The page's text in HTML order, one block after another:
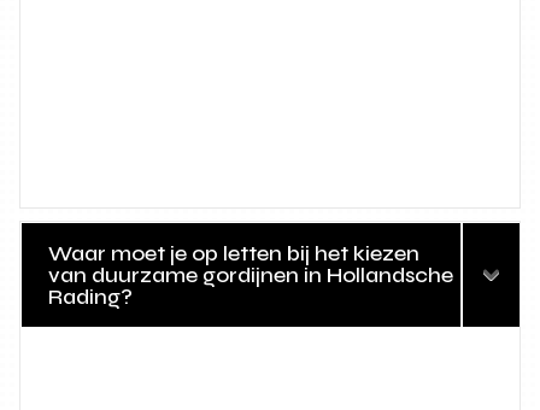
Waar moet je op letten bij het kiezen
van duurzame gordijnen in Hollandsche
Rading?